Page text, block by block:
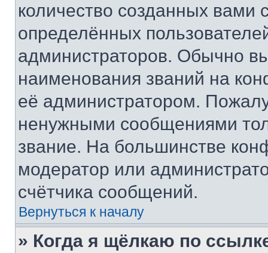
количество созданных
определённых
администраторов. Обычно
наименования званий на
её администратором.
ненужными сообщениями
звание. На большинстве
модератор или
счётчика сообщений.
Вернуться к началу
» Когда я щёлкаю по